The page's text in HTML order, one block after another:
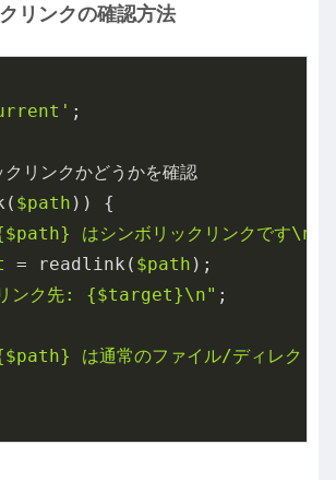
リンクの確認方法
;
$path )) {
$path} はシンボリックリンクです\n"
= readlink( $path );
ンク先: {$target}\n" ;
$path} は通常のファイル/ディレクト